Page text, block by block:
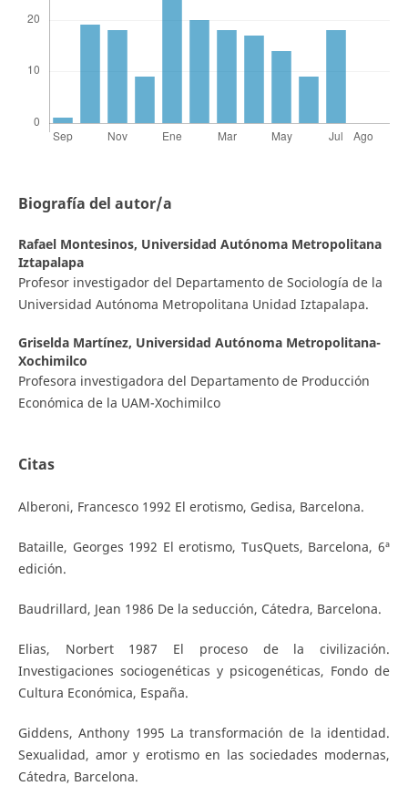
Biografía del autor/a
Rafael Montesinos, Universidad Autónoma Metropolitana
Iztapalapa
Profesor investigador del Departamento de Sociología de la
Universidad Autónoma Metropolitana Unidad Iztapalapa.
Griselda Martínez, Universidad Autónoma Metropolitana-
Xochimilco
Profesora investigadora del Departamento de Producción
Económica de la UAM-Xochimilco
Citas
Alberoni, Francesco 1992 El erotismo, Gedisa, Barcelona.
Bataille, Georges 1992 El erotismo, TusQuets, Barcelona, 6ª
edición.
Baudrillard, Jean 1986 De la seducción, Cátedra, Barcelona.
Elias, Norbert 1987 El proceso de la civilización.
Investigaciones sociogenéticas y psicogenéticas, Fondo de
Cultura Económica, España.
Giddens, Anthony 1995 La transformación de la identidad.
Sexualidad, amor y erotismo en las sociedades modernas,
Cátedra, Barcelona.